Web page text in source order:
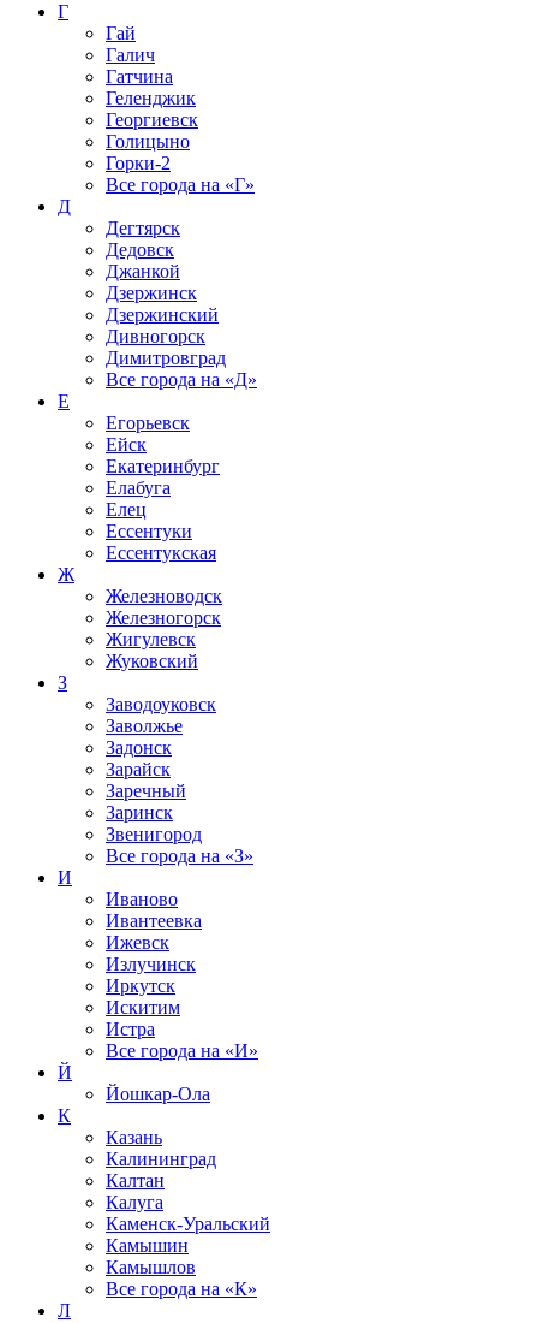
Г
Гай
Галич
Гатчина
Геленджик
Георгиевск
Голицыно
Горки-2
Все города на «Г»
Д
Дегтярск
Дедовск
Джанкой
Дзержинск
Дзержинский
Дивногорск
Димитровград
Все города на «Д»
Е
Егорьевск
Ейск
Екатеринбург
Елабуга
Елец
Ессентуки
Ессентукская
Ж
Железноводск
Железногорск
Жигулевск
Жуковский
З
Заводоуковск
Заволжье
Задонск
Зарайск
Заречный
Заринск
Звенигород
Все города на «З»
И
Иваново
Ивантеевка
Ижевск
Излучинск
Иркутск
Искитим
Истра
Все города на «И»
Й
Йошкар-Ола
К
Казань
Калининград
Калтан
Калуга
Каменск-Уральский
Камышин
Камышлов
Все города на «К»
Л